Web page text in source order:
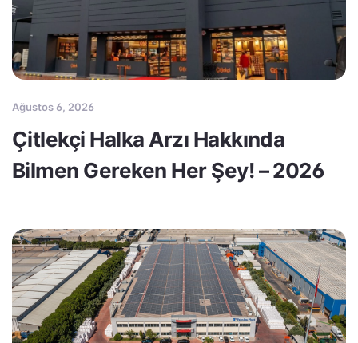
Ağustos 6, 2026
Çitlekçi Halka Arzı Hakkında
Bilmen Gereken Her Şey! – 2026